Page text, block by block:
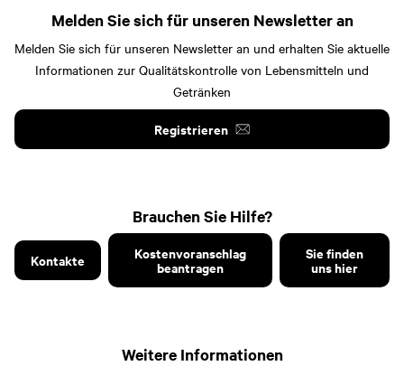
Melden Sie sich für unseren Newsletter an
Melden Sie sich für unseren Newsletter an und erhalten Sie aktuelle
Informationen zur Qualitätskontrolle von Lebensmitteln und
Getränken
Registrieren
Brauchen Sie Hilfe?
Kontakte Kostenvoranschlag
beantragen
Sie finden
uns hier
Weitere Informationen